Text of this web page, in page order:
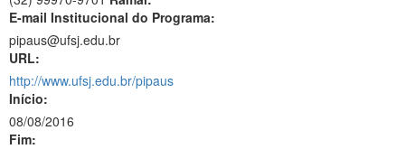
E-mail Institucional do Programa:
pipaus@ufsj.edu.br
URL:
http://www.ufsj.edu.br/pipaus
Início:
08/08/2016
Fim: